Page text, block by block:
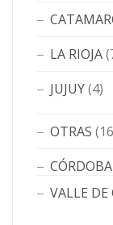
LA RIOJA
JUJUY(4)
OTRAS
CÓRDOBA
VALLE